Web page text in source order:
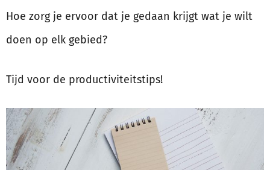
Hoe zorg je ervoor dat je gedaan krijgt wat je wilt
doen op elk gebied?
Tijd voor de productiviteitstips!